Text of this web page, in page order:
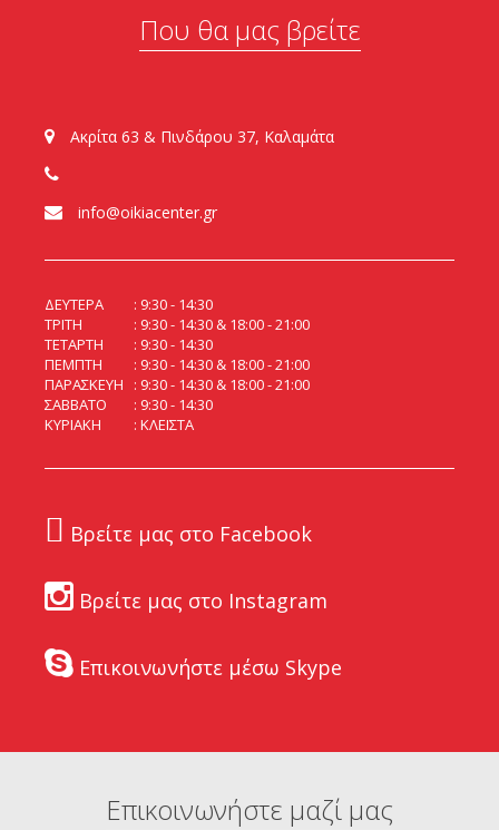
Που θα μας βρείτε
Ακρίτα 63 & Πινδάρου 37, Καλαμάτα
info@oikiacenter.gr
ΔΕΥΤΕΡΑ
9:30 - 14:30
ΤΡΙΤΗ
9:30 - 14:30 & 18:00 - 21:00
ΤΕΤΑΡΤΗ
9:30 - 14:30
ΠΕΜΠΤΗ
9:30 - 14:30 & 18:00 - 21:00
ΠΑΡΑΣΚΕΥΗ
9:30 - 14:30 & 18:00 - 21:00
ΣΑΒΒΑΤΟ
9:30 - 14:30
ΚΥΡΙΑΚΗ
ΚΛΕΙΣΤΑ
Βρείτε μας στο Facebook
Βρείτε μας στο Instagram
Επικοινωνήστε μέσω Skype
Επικοινωνήστε μαζί μας